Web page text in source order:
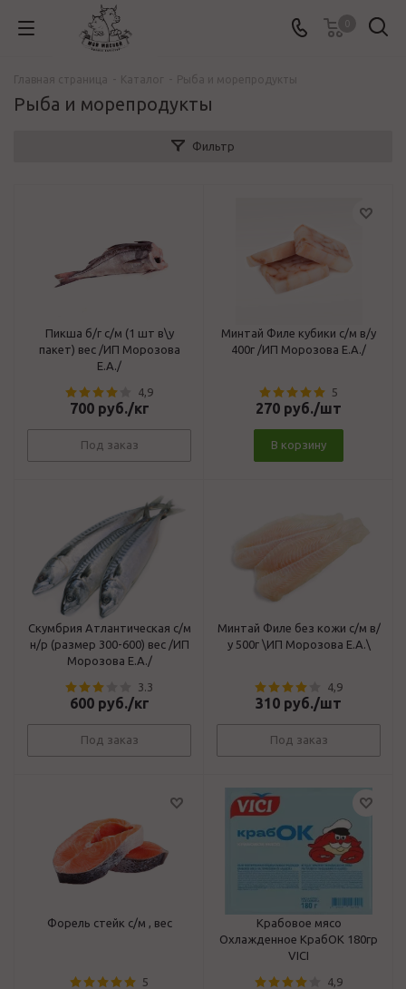
Рыба и морепродукты
Фильтр
Пикша б/г с/м (1 шт в\у
пакет) вес /ИП Морозова
Е.А./
4,9
700руб./кг
Под заказ
Минтай Филе кубики с/м в/у
400г /ИП Морозова Е.А./
5
270 руб./шт
В корзину
Скумбрия Атлантическая с/м
н/р (размер 300-600) вес /ИП
Морозова Е.А./
3.3
600руб./кг
Под заказ
Минтай Филе без кожи с/м в/
у 500г \ИП Морозова Е.А.\
4,9
310 руб./шт
Под заказ
Форель стейк с/м , вес
5
Крабовое мясо
Охлажденное КрабОК 180гр
VICI
4,9